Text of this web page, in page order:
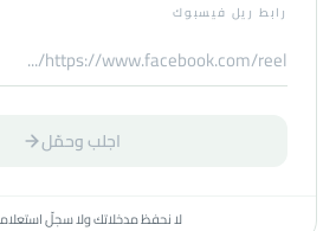
رابط ريل فيسبوك
اجلب وحمّل
لا نحفظ مدخلاتك ولا سجلّ